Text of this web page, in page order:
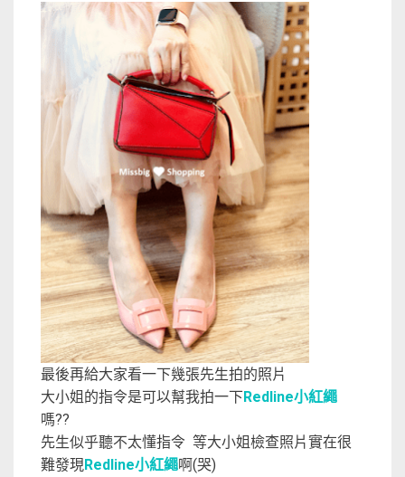
最後再給大家看一下幾張先生拍的照片
大小姐的指令是可以幫我拍一下Redline小紅繩
嗎??
先生似乎聽不太懂指令 等大小姐檢查照片實在很
難發現Redline小紅繩啊(哭)